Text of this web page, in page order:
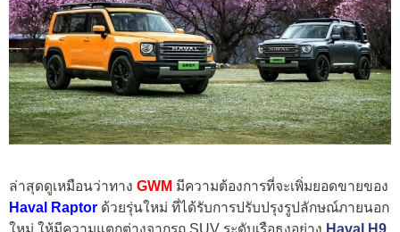
ล่าสุดดูเหมือนว่าทาง GWM มีความต้องการที่จะเพิ่มยอดขายของ
Haval Raptor ด้วยรุ่นใหม่ ที่ได้รับการปรับปรุงรูปลักษณ์ภายนอก